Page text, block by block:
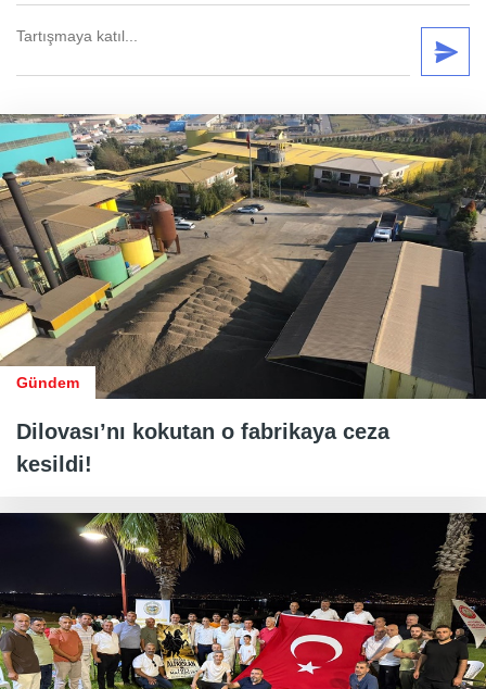
Gündem
Dilovası’nı kokutan o fabrikaya ceza
kesildi!